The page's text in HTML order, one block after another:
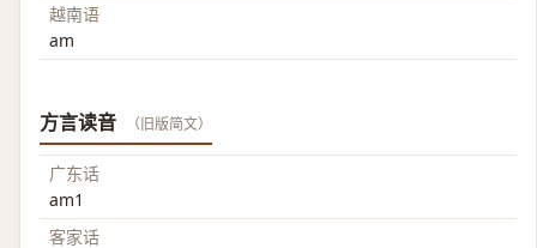
越南语
am
方言读音 （旧版简文）
广东话
am1
客家话